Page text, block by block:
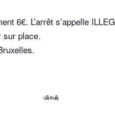
6€. L’arrêt s’appelle
sur place.
VENUE